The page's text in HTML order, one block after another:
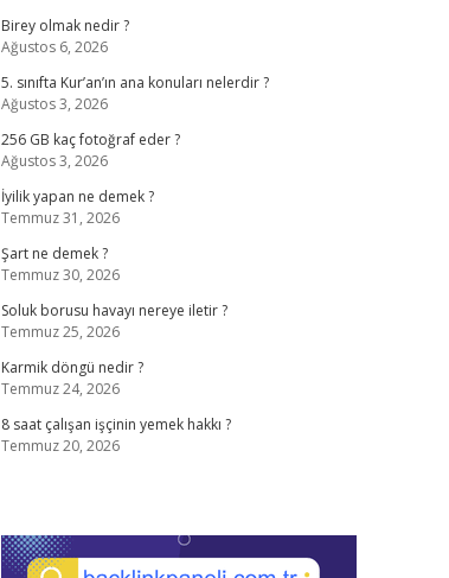
Birey olmak nedir ?
Ağustos 6, 2026
5. sınıfta Kur’an’ın ana konuları nelerdir ?
Ağustos 3, 2026
256 GB kaç fotoğraf eder ?
Ağustos 3, 2026
İyilik yapan ne demek ?
Temmuz 31, 2026
Şart ne demek ?
Temmuz 30, 2026
Soluk borusu havayı nereye iletir ?
Temmuz 25, 2026
Karmik döngü nedir ?
Temmuz 24, 2026
8 saat çalışan işçinin yemek hakkı ?
Temmuz 20, 2026